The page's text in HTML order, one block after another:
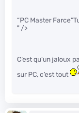
“PC Master
" />
C’est qu’un jaloux
sur PC, c’est tout